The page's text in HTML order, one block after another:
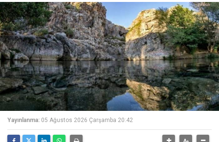
Yayınlanma: 05 Ağustos 2026 Çarşamba 20:42